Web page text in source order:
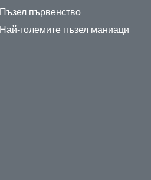
Пъзел първенство
Най-големите пъзел маниаци